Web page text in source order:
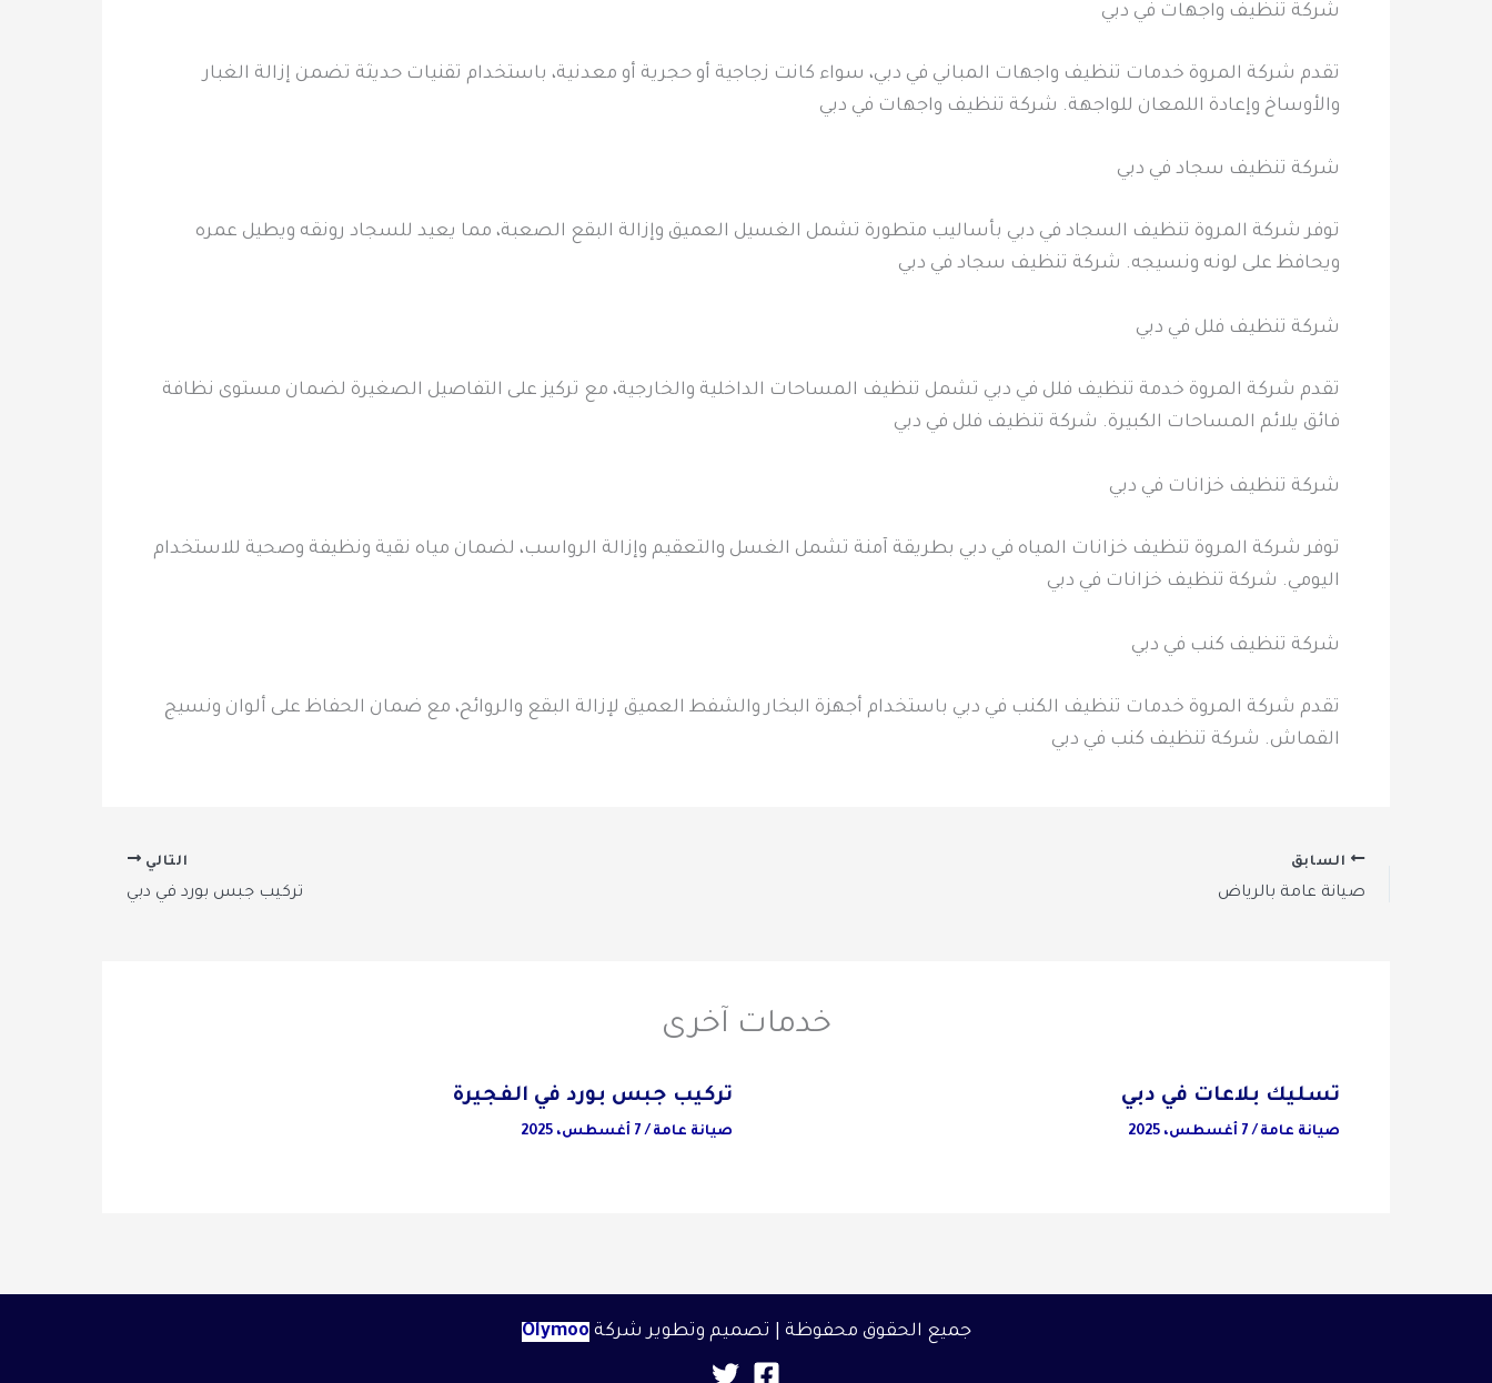
شركة تنظيف واجهات في دبي
تقدم شركة المروة خدمات تنظيف واجهات المباني في دبي، سواء كانت زجاجية أو حجرية أو معدنية، باستخدام تقنيات حديثة تضمن إزالة الغبار
والأوساخ وإعادة اللمعان للواجهة. شركة تنظيف واجهات في دبي
شركة تنظيف سجاد في دبي
توفر شركة المروة تنظيف السجاد في دبي بأساليب متطورة تشمل الغسيل العميق وإزالة البقع الصعبة، مما يعيد للسجاد رونقه ويطيل عمره
ويحافظ على لونه ونسيجه. شركة تنظيف سجاد في دبي
شركة تنظيف فلل في دبي
تقدم شركة المروة خدمة تنظيف فلل في دبي تشمل تنظيف المساحات الداخلية والخارجية، مع تركيز على التفاصيل الصغيرة لضمان مستوى نظافة
فائق يلائم المساحات الكبيرة. شركة تنظيف فلل في دبي
شركة تنظيف خزانات في دبي
توفر شركة المروة تنظيف خزانات المياه في دبي بطريقة آمنة تشمل الغسل والتعقيم وإزالة الرواسب، لضمان مياه نقية ونظيفة وصحية للاستخدام
اليومي. شركة تنظيف خزانات في دبي
شركة تنظيف كنب في دبي
تقدم شركة المروة خدمات تنظيف الكنب في دبي باستخدام أجهزة البخار والشفط العميق لإزالة البقع والروائح، مع ضمان الحفاظ على ألوان ونسيج
القماش. شركة تنظيف كنب في دبي
السابق
صيانة عامة بالرياض
التالي
تركيب جبس بورد في دبي
خدمات آخرى
تسليك بلاعات في دبي
صيانة عامة / 7 أغسطس، 2025
تركيب جبس بورد في الفجيرة
صيانة عامة / 7 أغسطس، 2025
جميع الحقوق محفوظة | تصميم وتطوير شركة Olymoo